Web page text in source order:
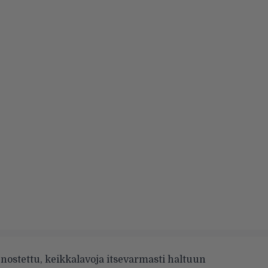
keikkalavoja itsevarmasti haltuun